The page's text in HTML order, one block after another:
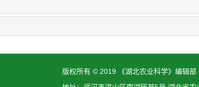
版权所有 © 2019 《湖北农业科学》编辑部